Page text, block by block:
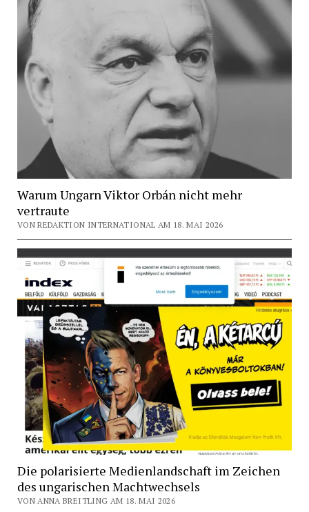
Warum Ungarn Viktor Orbán nicht mehr
vertraute
VON REDAKTION INTERNATIONAL AM 18. MAI 2026
Die polarisierte Medienlandschaft im Zeichen
des ungarischen Machtwechsels
VON ANNA BREITLING AM 18. MAI 2026